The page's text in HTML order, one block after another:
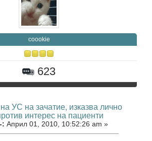
coookie
623
УС на зачатие, изказва лично
интерес на пациенти
: Април 01, 2010, 10:52:26 am »